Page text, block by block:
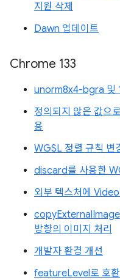
지원 삭제
Dawn 업데이트
Chrome 133
unorm8x4-bgra 및
정의되지 않은 값으
용
WGSL 정렬 규칙 변
discard를 사용한
외부 텍스처에
방향의 이미지 처리
개발자 환경 개선
featureLevel로 호